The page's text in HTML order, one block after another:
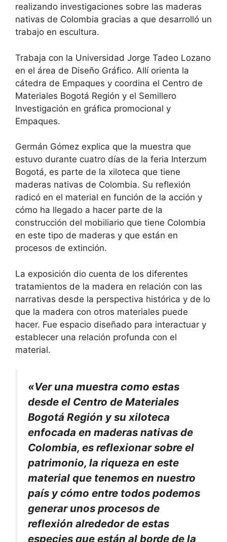
realizando investigaciones sobre las maderas
nativas de Colombia gracias a que desarrolló un
trabajo en escultura.
Trabaja con la Universidad Jorge Tadeo Lozano
en el área de Diseño Gráfico. Allí orienta la
cátedra de Empaques y coordina el Centro de
Materiales Bogotá Región y el Semillero
Investigación en gráfica promocional y
Empaques.
Germán Gómez explica que la muestra que
estuvo durante cuatro días de la feria Interzum
Bogotá, es parte de la xiloteca que tiene
maderas nativas de Colombia. Su reflexión
radicó en el material en función de la acción y
cómo ha llegado a hacer parte de la
construcción del mobiliario que tiene Colombia
en este tipo de maderas y que están en
procesos de extinción.
La exposición dio cuenta de los diferentes
tratamientos de la madera en relación con las
narrativas desde la perspectiva histórica y de lo
que la madera con otros materiales puede
hacer. Fue espacio diseñado para interactuar y
establecer una relación profunda con el
material.
«Ver una muestra como estas
desde el Centro de Materiales
Bogotá Región y su xiloteca
enfocada en maderas nativas de
Colombia, es reflexionar sobre el
patrimonio, la riqueza en este
material que tenemos en nuestro
país y cómo entre todos podemos
generar unos procesos de
reflexión alrededor de estas
especies que están al borde de la